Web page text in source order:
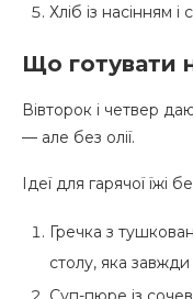
Хліб із насінням
Що готувати
Вівторок і четвер
— але без олії.
Ідеї для гарячої їжі
Гречка з
столу, яка